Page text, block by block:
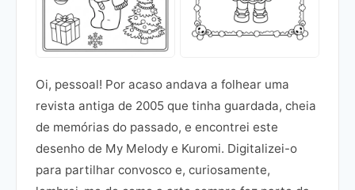
Oi, pessoal! Por acaso andava a folhear uma
revista antiga de 2005 que tinha guardada, cheia
de memórias do passado, e encontrei este
desenho de My Melody e Kuromi. Digitalizei-o
para partilhar convosco e, curiosamente,